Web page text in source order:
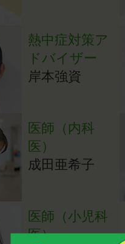
熱中症対策ア
ドバイザー
岸本強資
医師（内科
医）
成田亜希子
医師（小児科
医）